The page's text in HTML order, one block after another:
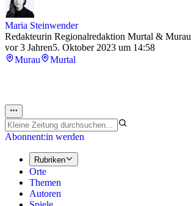
Maria Steinwender
Redakteurin Regionalredaktion Murtal & Murau
vor 3 Jahren5. Oktober 2023 um 14:58
Murau
Murtal
Abonnent:in werden
Rubriken
Orte
Themen
Autoren